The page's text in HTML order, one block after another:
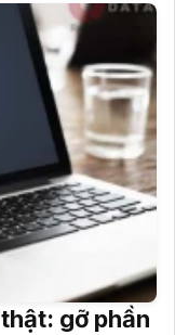
gỡ phần